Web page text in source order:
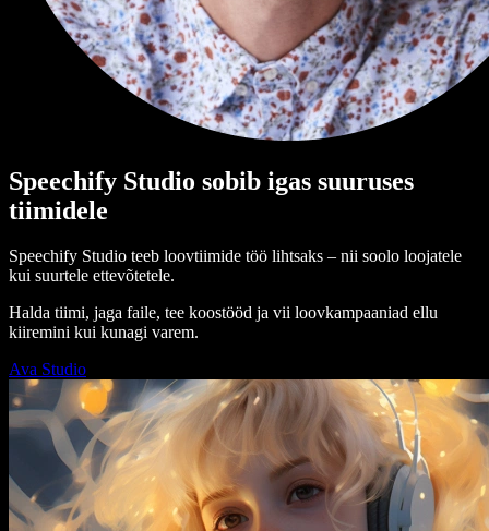
Speechify Studio sobib igas suuruses
tiimidele
Speechify Studio teeb loovtiimide töö lihtsaks – nii soolo loojatele
kui suurtele ettevõtetele.
Halda tiimi, jaga faile, tee koostööd ja vii loovkampaaniad ellu
kiiremini kui kunagi varem.
Ava Studio